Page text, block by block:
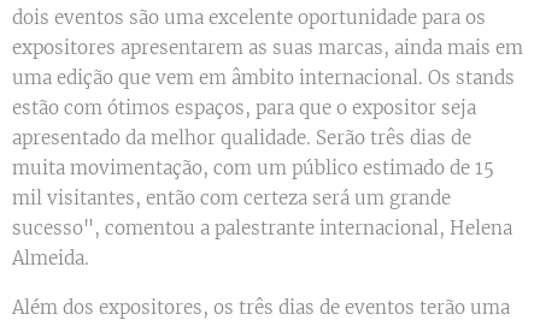
dois eventos são uma excelente oportunidade para os
expositores apresentarem as suas marcas, ainda mais em
uma edição que vem em âmbito internacional. Os stands
estão com ótimos espaços, para que o expositor seja
apresentado da melhor qualidade. Serão três dias de
muita movimentação, com um público estimado de 15
mil visitantes, então com certeza será um grande
sucesso", comentou a palestrante internacional, Helena
Almeida.
Além dos expositores, os três dias de eventos terão uma